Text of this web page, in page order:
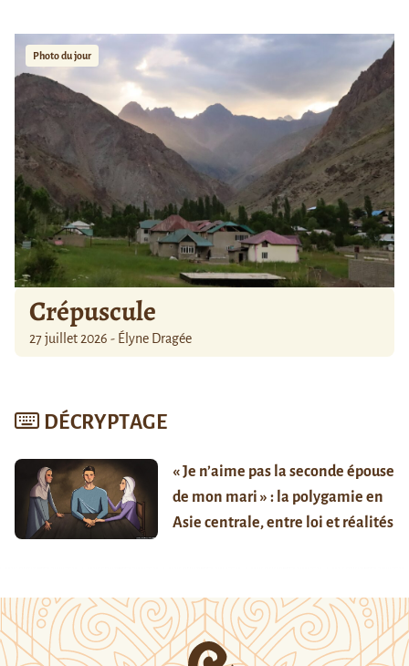
Photo du jour
Crépuscule
27 juillet 2026 - Élyne Dragée
DÉCRYPTAGE
« Je n’aime pas la seconde épouse
de mon mari » : la polygamie en
Asie centrale, entre loi et réalités